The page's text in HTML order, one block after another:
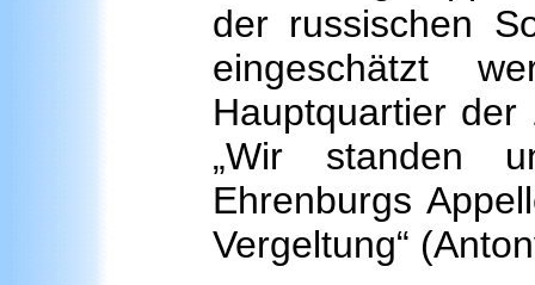
der russischen
eingeschätzt
Hauptquartier
„Wir standen
Ehrenburgs
Vergeltung“